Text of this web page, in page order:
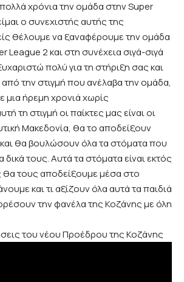
χρόνια την ομάδα στην Super
ο συνεχιστής αυτής της
θέλουμε να ξαναφέρουμε την ομάδα
League 2 και στη συνέχεια σιγά-σιγά
πολύ για τη στήριξη σας και
την στιγμή που ανέλαβα την ομάδα,
μια ήρεμη χρονιά χωρίς
τη στιγμή οι παίκτες μας είναι οι
Μακεδονία, θα το αποδείξουν
θα βουλώσουν όλα τα στόματα που
δικά τους. Αυτά τα στόματα είναι εκτός
θα τους αποδείξουμε μέσα στο
και τι αξίζουν όλα αυτά τα παιδιά
την φανέλα της Κοζάνης με όλη
του νέου Προέδρου της Κοζάνης